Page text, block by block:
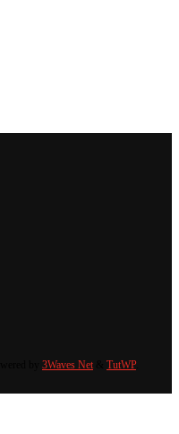
3Waves Net& TutWP.